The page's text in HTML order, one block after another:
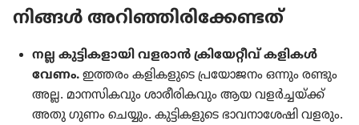
നിങ്ങൾ അറിഞ്ഞി​രി​ക്കേ​ണ്ടത്‌
നല്ല കുട്ടി​ക​ളാ​യി വളരാൻ ക്രി​യേ​റ്റീവ്‌ കളികൾ
വേണം. ഇത്തരം കളിക​ളു​ടെ പ്രയോ​ജനം ഒന്നും രണ്ടും
അല്ല. മാനസി​ക​വും ശാരീ​രി​ക​വും ആയ വളർച്ച​യ്‌ക്ക്‌
അതു ഗുണം ചെയ്യും. കുട്ടി​ക​ളു​ടെ ഭാവനാ​ശേഷി വളരും.